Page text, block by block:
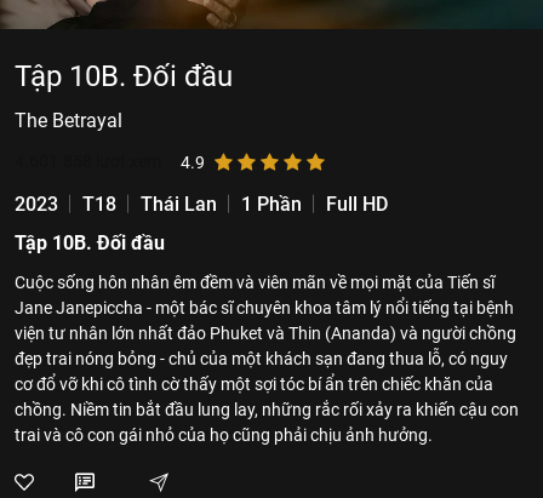
Tập 10B. Đối đầu
The Betrayal
4.9
2023 T18 Thái Lan 1 Phần
Full HD
Tập 10B. Đối đầu
Cuộc sống hôn nhân êm đềm và viên mãn về mọi mặt của Tiến sĩ
Jane Janepiccha - một bác sĩ chuyên khoa tâm lý nổi tiếng tại bệnh
viện tư nhân lớn nhất đảo Phuket và Thin (Ananda) và người chồng
đẹp trai nóng bỏng - chủ của một khách sạn đang thua lỗ, có nguy
cơ đổ vỡ khi cô tình cờ thấy một sợi tóc bí ẩn trên chiếc khăn của
chồng. Niềm tin bắt đầu lung lay, những rắc rối xảy ra khiến cậu con
trai và cô con gái nhỏ của họ cũng phải chịu ảnh hưởng.